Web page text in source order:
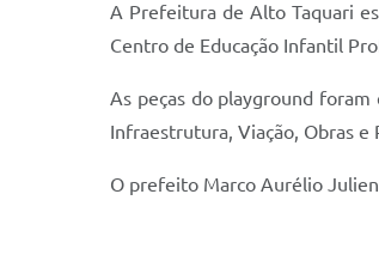
A Prefeitura de Alto Taquari
Centro de Educação Infantil
As peças do playground
Infraestrutura, Viação, Obras e
O prefeito Marco Aurélio